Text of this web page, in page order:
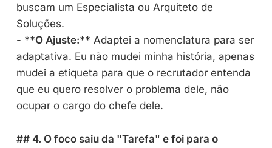
buscam um Especialista ou Arquiteto de
Soluções.
- **O Ajuste:** Adaptei a nomenclatura para ser
adaptativa. Eu não mudei minha história, apenas
mudei a etiqueta para que o recrutador entenda
que eu quero resolver o problema dele, não
ocupar o cargo do chefe dele.
## 4. O foco saiu da "Tarefa" e foi para o